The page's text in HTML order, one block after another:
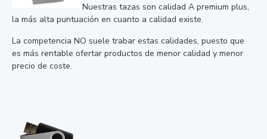
Nuestras tazas son calidad A premium plus,
la más alta puntuación en cuanto a calidad existe.
La competencia NO suele trabar estas calidades, puesto que
es más rentable ofertar productos de menor calidad y menor
precio de coste.